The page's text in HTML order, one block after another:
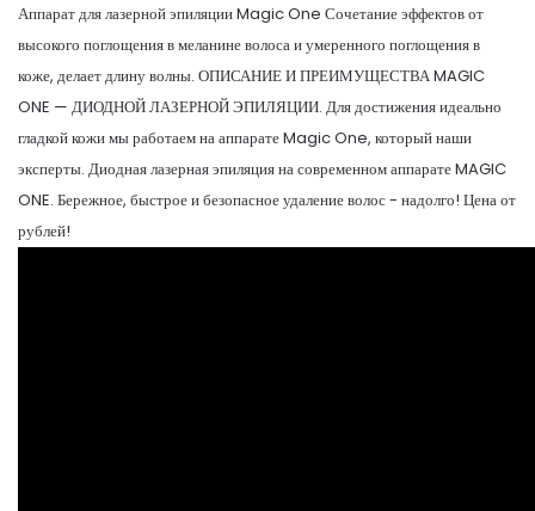
Аппарат для лазерной эпиляции Magic One Сочетание эффектов от
высокого поглощения в меланине волоса и умеренного поглощения в
коже, делает длину волны. ОПИСАНИЕ И ПРЕИМУЩЕСТВА MAGIC
ONE — ДИОДНОЙ ЛАЗЕРНОЙ ЭПИЛЯЦИИ. Для достижения идеально
гладкой кожи мы работаем на аппарате Magic One, который наши
эксперты. Диодная лазерная эпиляция на современном аппарате MAGIC
ONE. Бережное, быстрое и безопасное удаление волос - надолго! Цена от
рублей!